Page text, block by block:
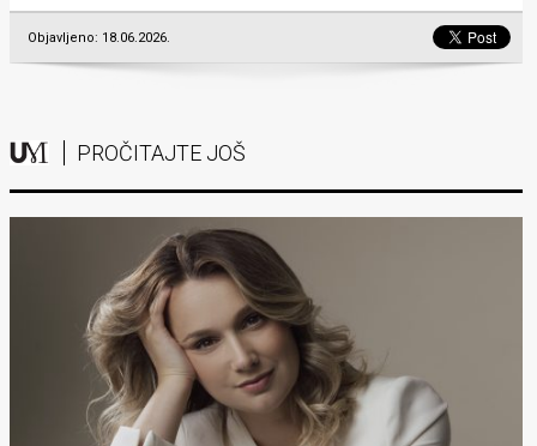
Objavljeno: 18.06.2026.
PROČITAJTE JOŠ